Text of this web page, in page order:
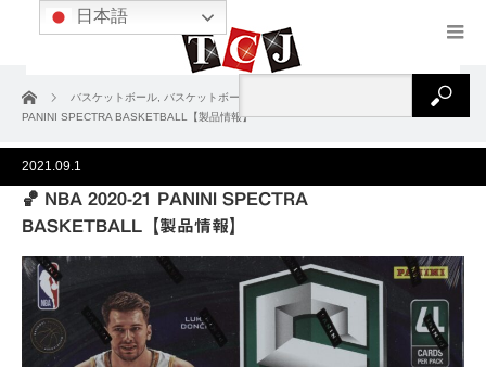
ホーム バスケットボール バスケットボール2020-21
🏀 NBA 2020-21
PANINI SPECTRA BASKETBALL【製品情報】
2021.09.1
🏀 NBA 2020-21 PANINI SPECTRA
BASKETBALL【製品情報】
日本語